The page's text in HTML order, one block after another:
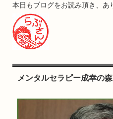
本日もブログをお読み頂き、
メンタルセラピー成幸の森